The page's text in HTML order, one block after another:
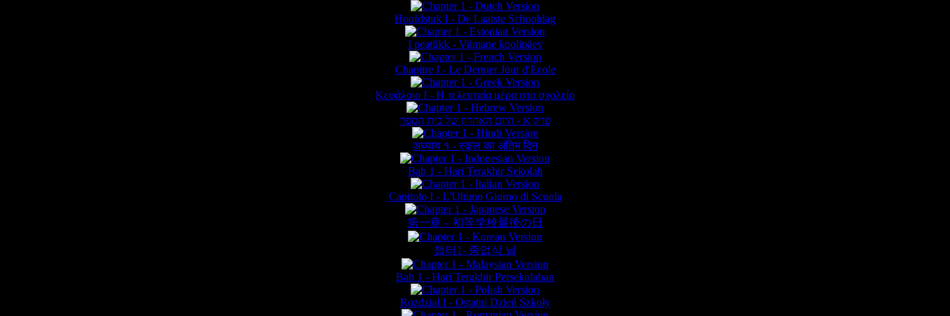
Hoofdstuk I - De Laatste Schooldag
I peatükk - Viimane koolipäev
Chapitre I - Le Dernier Jour d'École
Κεφάλαιο Ι - Η τελευταία μέρα στο σχολείο
פרק א - היום האחרון של בית הספר
अध्याय १ - स्कूल का अंतिम दिन
Bab 1 - Hari Terakhir Sekolah
Capitolo I - L'Ultimo Giorno di Scuola
第一章 – 初等学校最後の日
챕터1- 종업식 날
Bab 1 - Hari Terakhir Persekolahan
Rozdział I - Ostatni Dzień Szkoły